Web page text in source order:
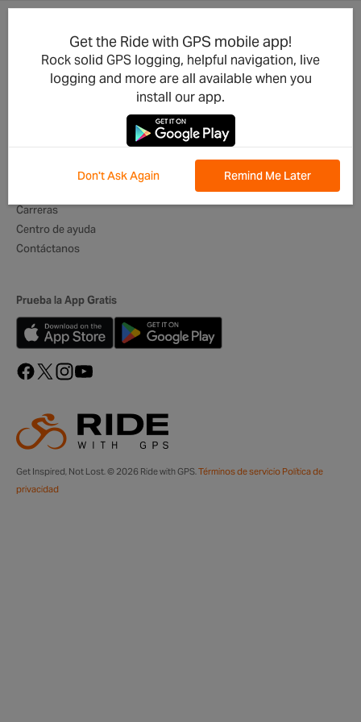
Get Inspired, Not Lost. © 2026 Ride with GPS.Términos de servicio Política de
privacidad
Actualizaciones del Producto
Integraciones
Desarrolladores
Para Negocios
Clubes de ciclismo
Organizadores de Eventos
Operadores de Tours
Itinerarios Digitales
Carreras
Centro de ayuda
Contáctanos
Prueba la App Gratis
Get the Ride with GPS mobile app!
Rock solid GPS logging, helpful navigation, live
logging and more are all available when you
install our app.
Don't Ask Again Remind Me Later